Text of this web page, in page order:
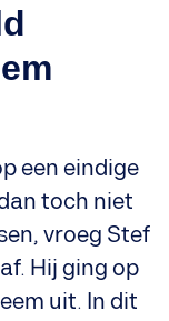
een eindige
toch niet
vroeg Stef
Hij ging op
uit. In dit